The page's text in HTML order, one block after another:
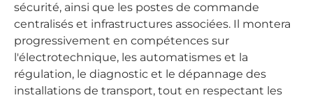
sécurité, ainsi que les postes de commande
centralisés et infrastructures associées. Il montera
progressivement en compétences sur
l'électrotechnique, les automatismes et la
régulation, le diagnostic et le dépannage des
installations de transport, tout en respectant les